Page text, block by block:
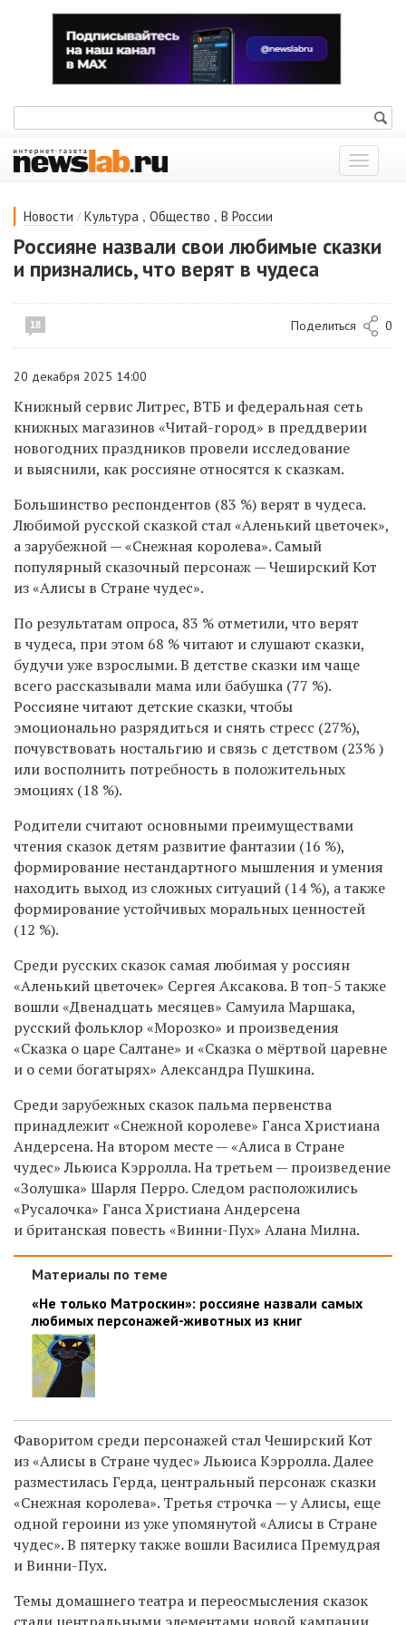
Показать
меню
Новости / Культура , Общество , В России
Россияне назвали свои любимые сказки
и признались, что верят в чудеса
18 Поделиться 0
20 декабря 2025 14:00
Книжный сервис Литрес, ВТБ и федеральная сеть
книжных магазинов «Читай-город» в преддверии
новогодних праздников провели исследование
и выяснили, как россияне относятся к сказкам.
Большинство респондентов (83 %) верят в чудеса.
Любимой русской сказкой стал «Аленький цветочек»,
а зарубежной — «Снежная королева». Самый
популярный сказочный персонаж — Чеширский Кот
из «Алисы в Стране чудес».
По результатам опроса, 83 % отметили, что верят
в чудеса, при этом 68 % читают и слушают сказки,
будучи уже взрослыми. В детстве сказки им чаще
всего рассказывали мама или бабушка (77 %).
Россияне читают детские сказки, чтобы
эмоционально разрядиться и снять стресс (27%),
почувствовать ностальгию и связь с детством (23% )
или восполнить потребность в положительных
эмоциях (18 %).
Родители считают основными преимуществами
чтения сказок детям развитие фантазии (16 %),
формирование нестандартного мышления и умения
находить выход из сложных ситуаций (14 %), а также
формирование устойчивых моральных ценностей
(12 %).
Среди русских сказок самая любимая у россиян
«Аленький цветочек» Сергея Аксакова. В топ-5 также
вошли «Двенадцать месяцев» Самуила Маршака,
русский фольклор «Морозко» и произведения
«Сказка о царе Салтане» и «Сказка о мёртвой царевне
и о семи богатырях» Александра Пушкина.
Среди зарубежных сказок пальма первенства
принадлежит «Снежной королеве» Ганса Христиана
Андерсена. На втором месте — «Алиса в Стране
чудес» Льюиса Кэрролла. На третьем — произведение
«Золушка» Шарля Перро. Следом расположились
«Русалочка» Ганса Христиана Андерсена
и британская повесть «Винни-Пух» Алана Милна.
Материалы по теме
«Не только Матроскин»: россияне назвали самых
любимых персонажей-животных из книг
Фаворитом среди персонажей стал Чеширский Кот
из «Алисы в Стране чудес» Льюиса Кэрролла. Далее
разместилась Герда, центральный персонаж сказки
«Снежная королева». Третья строчка — у Алисы, еще
одной героини из уже упомянутой «Алисы в Стране
чудес». В пятерку также вошли Василиса Премудрая
и Винни-Пух.
Темы домашнего театра и переосмысления сказок
стали центральными элементами новой кампании